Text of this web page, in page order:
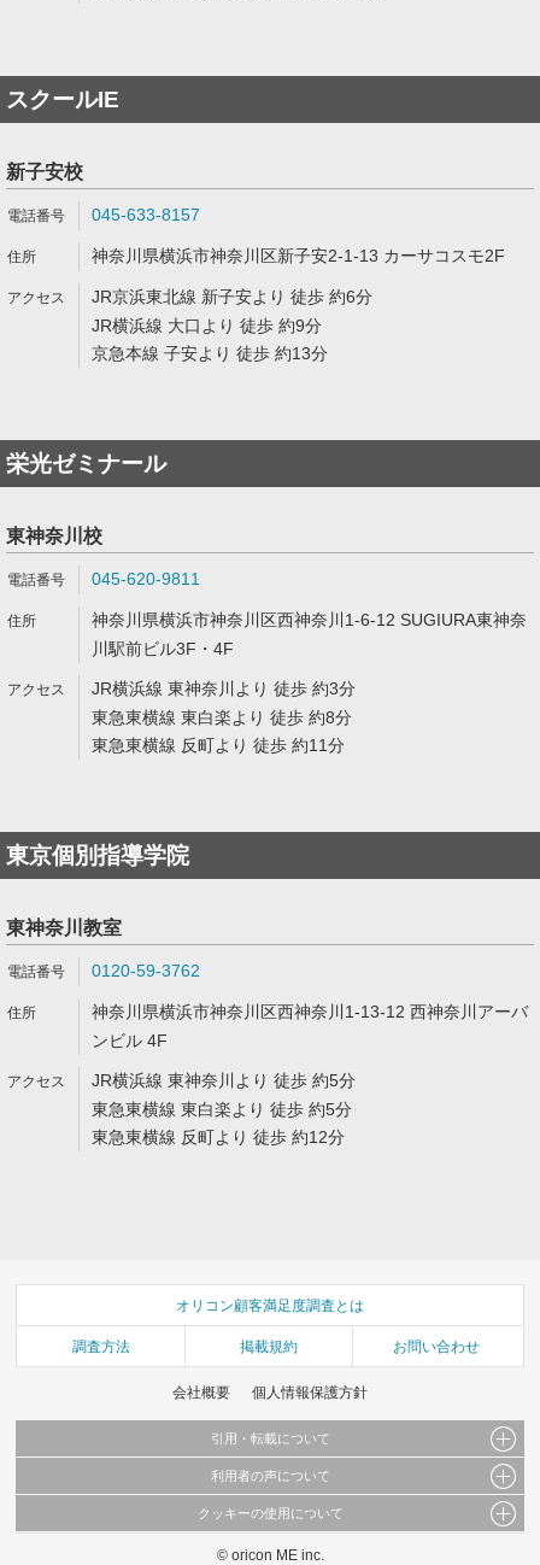
スクールIE
新子安校
045-633-8157
神奈川県横浜市神奈川区新子安2-1-13 カーサコスモ2F
JR京浜東北線 新子安より 徒歩 約6分
JR横浜線 大口より 徒歩 約9分
京急本線 子安より 徒歩 約13分
栄光ゼミナール
東神奈川校
045-620-9811
神奈川県横浜市神奈川区西神奈川1-6-12 SUGIURA東神奈
川駅前ビル3F・4F
JR横浜線 東神奈川より 徒歩 約3分
東急東横線 東白楽より 徒歩 約8分
東急東横線 反町より 徒歩 約11分
東京個別指導学院
東神奈川教室
0120-59-3762
神奈川県横浜市神奈川区西神奈川1-13-12 西神奈川アーバ
ンビル 4F
JR横浜線 東神奈川より 徒歩 約5分
東急東横線 東白楽より 徒歩 約5分
東急東横線 反町より 徒歩 約12分
オリコン顧客満足度調査とは
調査方法 掲載規約 お問い合わせ
会社概要 個人情報保護方針
引用・転載について
当サイトで公開されている情報（文字、写真、イラスト、画像データ等）及びこれらの配
これらの情報を権利者の許可なく無断転載・複製などの二次利用を行うことは固く禁じて
利用者の声について
当サイトに掲載している内容はすべてサービスの利用者が提出された見解・感想です。
弊社の見解・ 意見ではないことをご理解いただいた上でご覧ください。
クッキーの使用について
このサイトでは Cookie を使用して、ユーザーに合わせたコンテンツや広告の表示、ソー
© oricon ME inc.